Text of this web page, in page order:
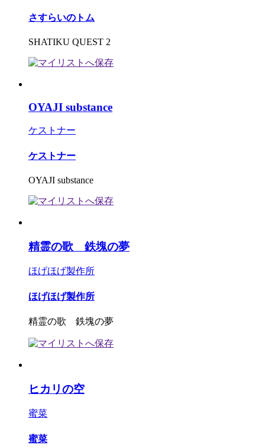
さすらいのトム
SHATIKU QUEST 2
OYAJI substance
ケストナー
ケストナー
OYAJI substance
精霊の歌 鉄塊の夢
ほげほげ製作所
ほげほげ製作所
精霊の歌 鉄塊の夢
ヒカリの空
蜜菜
蜜菜